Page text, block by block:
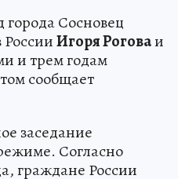
Сосновец
РоссииИгоря Роговаи
и трем годам
сообщает
заседание
Согласно
граждане России